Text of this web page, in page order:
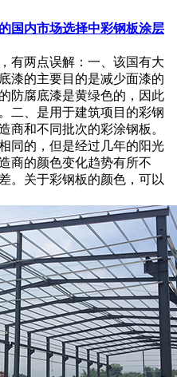
国内市场选择中彩钢板涂层
有两点误解：一、该国有大
漆的主要目的是减少面漆的
防腐底漆是黄绿色的，因此
二、是用于建筑项目的彩钢
商和不同批次的彩涂钢板。
同的，但是经过几年的阳光
商的颜色变化趋势有所不
。关于彩钢板的颜色，可以